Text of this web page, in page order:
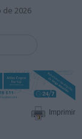
2026
Imprimir